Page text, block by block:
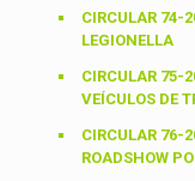
CIRCULAR 74-
LEGIONELLA
CIRCULAR 75-
VEÍCULOS DE
CIRCULAR 76-
ROADSHOW